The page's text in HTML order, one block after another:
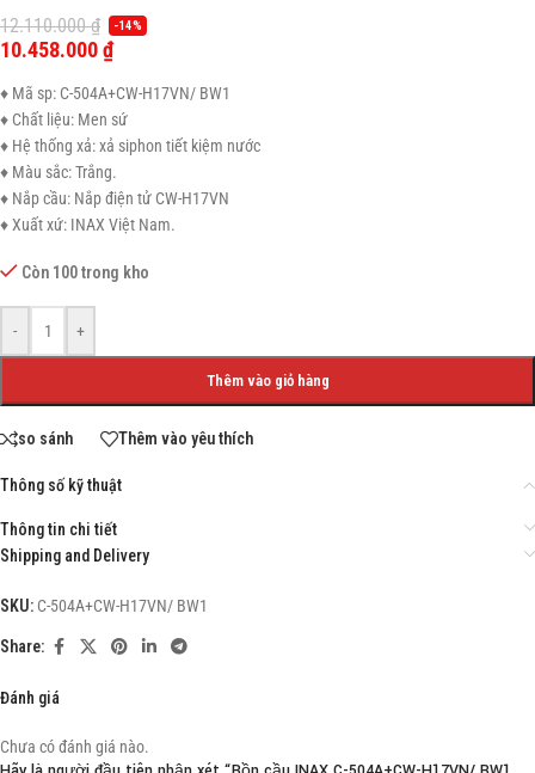
12.110.000₫ -14%
10.458.000₫
♦ Mã sp: C-504A+CW-H17VN/ BW1
♦ Chất liệu: Men sứ
♦ Hệ thống xả: xả siphon tiết kiệm nước
♦ Màu sắc: Trắng.
♦ Nắp cầu: Nắp điện tử CW-H17VN
♦ Xuất xứ: INAX Việt Nam.
Còn 100 trong kho
- +
Thêm vào giỏ hàng
so sánh Thêm vào yêu thích
Thông số kỹ thuật
Thông tin chi tiết
Shipping and Delivery
SKU: C-504A+CW-H17VN/ BW1
Share:
Đánh giá
Chưa có đánh giá nào.